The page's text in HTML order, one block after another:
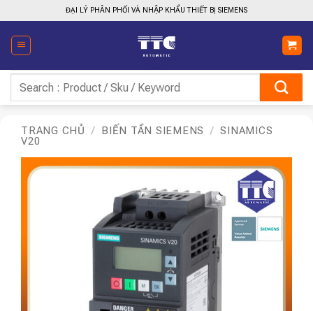
qua
nội
dung
ĐẠI LÝ PHÂN PHỐI VÀ NHẬP KHẨU THIẾT BỊ SIEMENS
kiếm:
TRANG CHỦ / BIẾN TẦN SIEMENS / SINAMICS
V20